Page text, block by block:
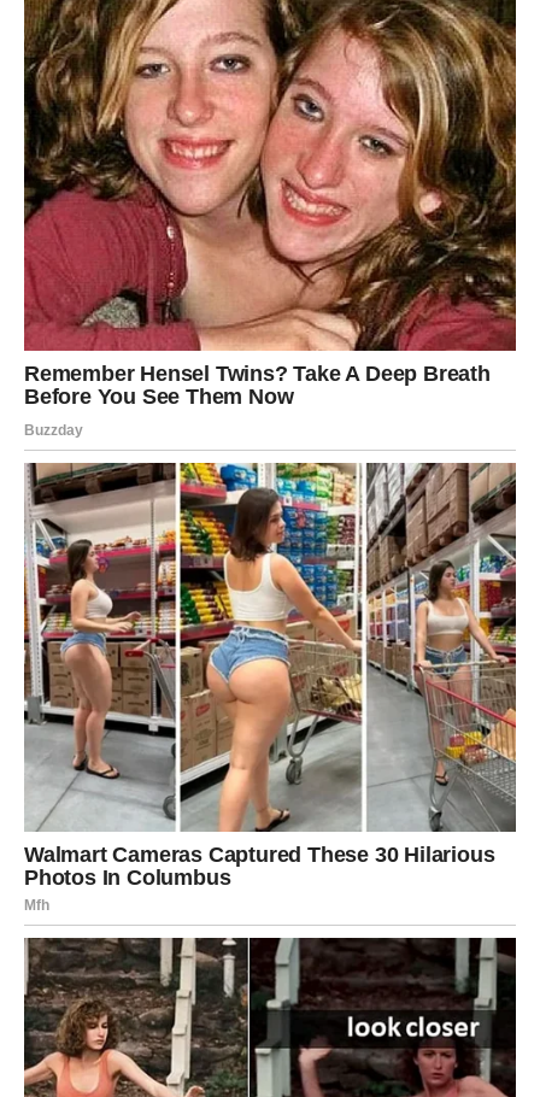
Nakon što su se glasine proširile, Ljuba je odlučio da se ne
upušta u pravne borbe, smatrajući da je bolje fokusirati se na
ono što je zaista važno.Njegova zrelost i sposobnost da
odgovori na uvrede s dostojanstvomsu se pokazale kao
ključni faktori u njegovom životu. Čak je i kada mu se obratio
novinar koji je plasirao te priče, Ljuba je ostao smiren, ističući
da ne želi da troši energiju na demantovanje neistina. Umjesto
toga, okrenuo se muzici i porodici, što ga je dodatno motivisalo
da nastavi raditi ono što voli.
Roditeljstvo i Supružnički Odnos
Roditeljstvo je za Ljubu postalo jedna od najvažnijih uloga u
njegovom životu. Njegov sin je proslavio svoj prvi rođendan u
krugu najbližih, a ovog maja su dočekali i dolazak ćerke Katje,
čije ime nosi posebnu simboliku kao varijanta imena Katarina.
Ljuba je bio prisutan tokom cijelog porođaja, što dodatno
oslikava njegovu posvećenost porodici. Njihov brak je ispunjen
ljubavlju, međusobnim poštovanjem i podrškom, a Ljuba često
dijeli trenutke iz privatnog života na društvenim mrežama,
pokazujući koliko cijeni porodične vrednosti. Ove porodične
vrijednosti predstavljaju osnovu na kojoj se Ljuba oslanja, a
ona mu pružaju stabilnost u turbulentnom svijetu muzike.
Uloga u Javnosti i Održavanje
Racionalnosti
ostaje dosljedan svojim vrijednostima i uvjerenjima. Njegov
pristup životu podseća na to da je moguće opstati u javnosti
bez gubljenja integriteta.
Njegova sposobnost da se nosi sa
stresom i medijskim pritiscima, bez potrebe za osvetom,
pokazuje zrelost i unutrašnju snagu. On smatra da su
ljubav, poštovanje i mir osnovni principi koje treba njegovati, te